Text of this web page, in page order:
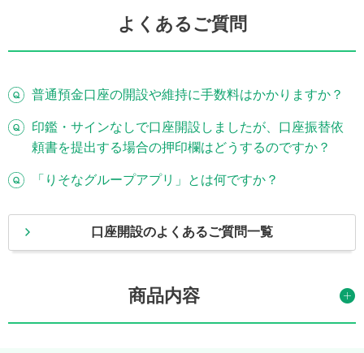
よくあるご質問
普通預金口座の開設や維持に手数料はかかりますか？
印鑑・サインなしで口座開設しましたが、口座振替依
頼書を提出する場合の押印欄はどうするのですか？
「りそなグループアプリ」とは何ですか？
口座開設のよくあるご質問一覧
商品内容